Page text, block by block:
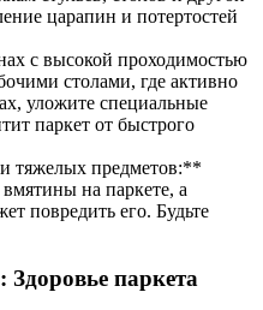
царапин и потертостей
с высокой проходимостью
столами, где активно
уложите специальные
паркет от быстрого
тяжелых предметов:**
на паркете, а
повредить его. Будьте
паркета